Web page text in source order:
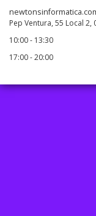
Pep Ventura, 55 Local 2,
10:00 - 13:30
17:00 - 20:00